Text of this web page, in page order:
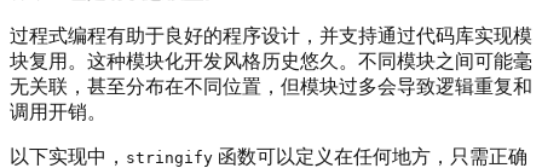
过程式编程有助于良好的程序设计，并支持通过代码库实现模
块复用。这种模块化开发风格历史悠久。不同模块之间可能毫
无关联，甚至分布在不同位置，但模块过多会导致逻辑重复和
调用开销。
以下实现中， stringify 函数可以定义在任何地方，只需正确